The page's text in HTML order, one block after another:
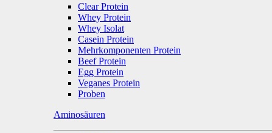
Clear Protein
Whey Protein
Whey Isolat
Casein Protein
Mehrkomponenten Protein
Beef Protein
Egg Protein
Veganes Protein
Proben
Aminosäuren